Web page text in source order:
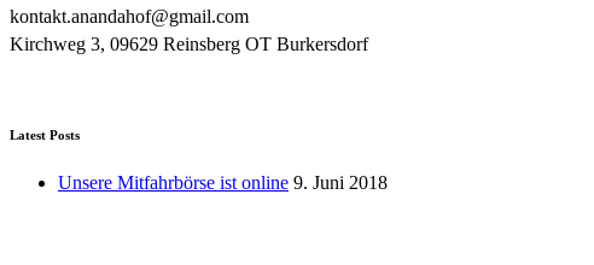
kontakt.anandahof@gmail.com
Kirchweg 3, 09629 Reinsberg OT Burkersdorf
Latest Posts
Unsere Mitfahrbörse ist online 9. Juni 2018